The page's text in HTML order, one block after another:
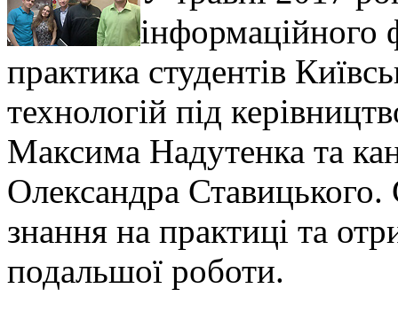
практика студентів
технологій під
Максима Надутенка та
Олександра Ставицького.
знання на практиці та
подальшої роботи.